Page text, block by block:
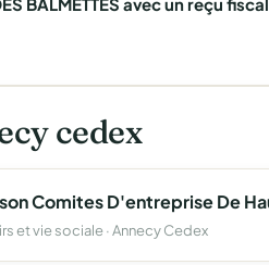
cedex
et vie sociale · Annecy Cedex